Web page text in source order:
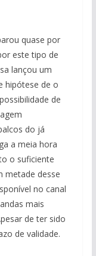
quase por
este tipo de
lançou um
hipótese de o
de
do já
a meia hora
o suficiente
metade desse
no canal
mais
de ter sido
de validade.